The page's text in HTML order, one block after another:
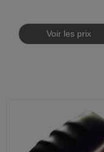
Voir les prix